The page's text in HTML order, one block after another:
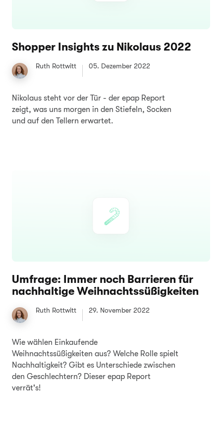
Shopper Insights zu Nikolaus 2022
Ruth Rottwitt 05. Dezember 2022
Nikolaus steht vor der Tür - der epap Report
zeigt, was uns morgen in den Stiefeln, Socken
und auf den Tellern erwartet.
Umfrage: Immer noch Barrieren für
nachhaltige Weihnachtssüßigkeiten
Ruth Rottwitt 29. November 2022
Wie wählen Einkaufende
Weihnachtssüßigkeiten aus? Welche Rolle spielt
Nachhaltigkeit? Gibt es Unterschiede zwischen
den Geschlechtern? Dieser epap Report
verrät's!